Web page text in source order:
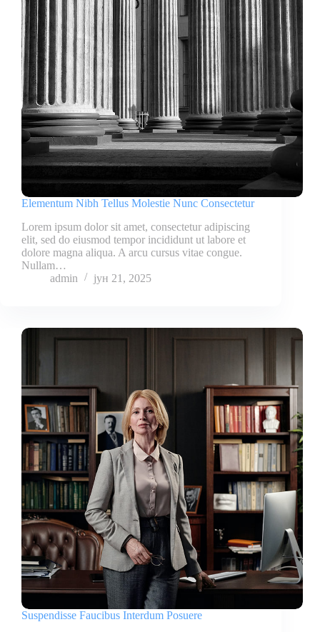
Elementum Nibh Tellus Molestie Nunc Consectetur
Lorem ipsum dolor sit amet, consectetur adipiscing
elit, sed do eiusmod tempor incididunt ut labore et
dolore magna aliqua. A arcu cursus vitae congue.
Nullam…
admin
јун 21, 2025
Suspendisse Faucibus Interdum Posuere